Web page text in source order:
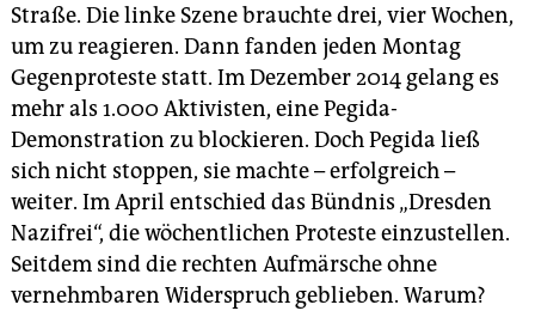
Straße. Die linke Szene brauchte drei, vier Wochen,
um zu reagieren. Dann fanden jeden Montag
Gegenproteste statt. Im Dezember 2014 gelang es
mehr als 1.000 Aktivisten, eine Pegida-
Demonstration zu blockieren. Doch Pegida ließ
sich nicht stoppen, sie machte – erfolgreich –
weiter. Im April entschied das Bündnis „Dresden
Nazifrei“, die wöchentlichen Proteste einzustellen.
Seitdem sind die rechten Aufmärsche ohne
vernehmbaren Widerspruch geblieben. Warum?